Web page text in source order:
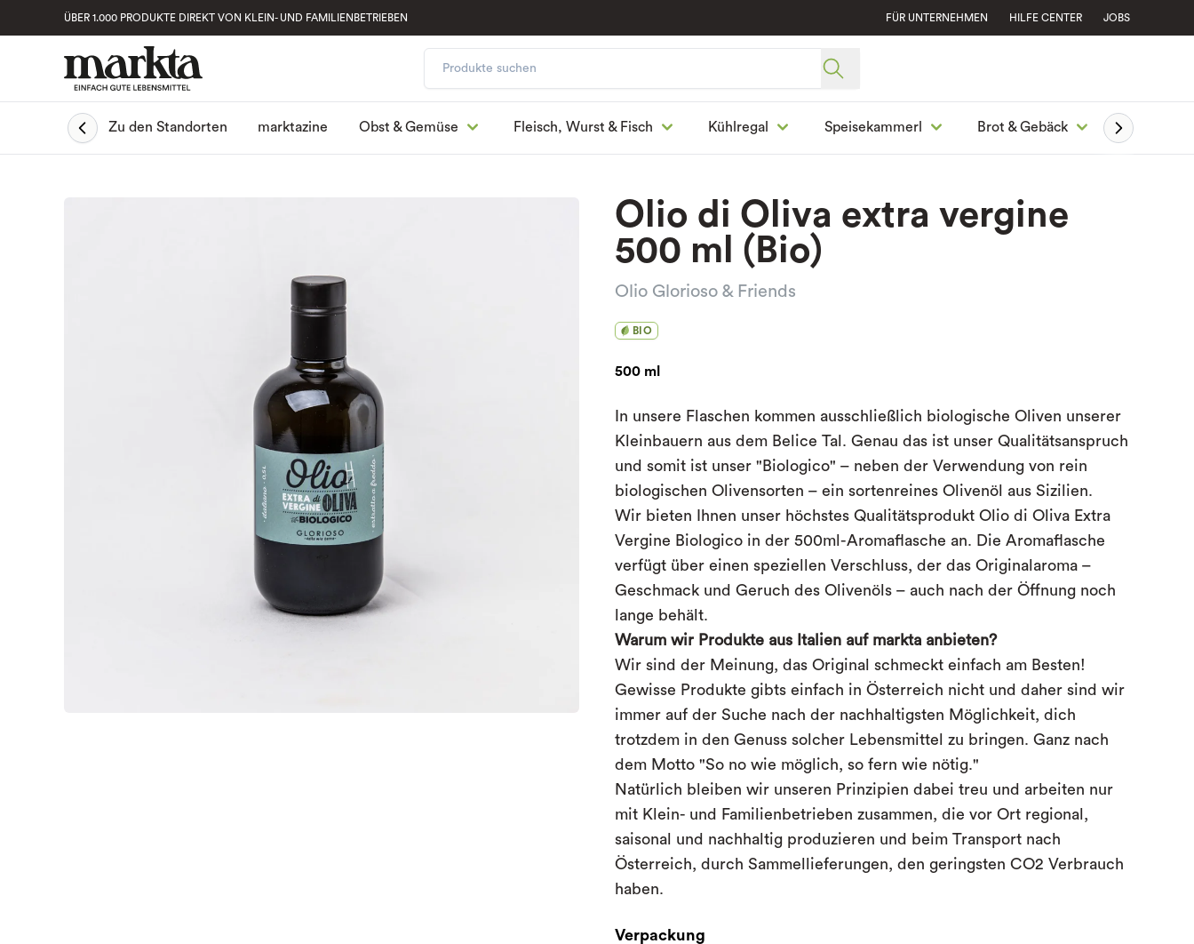
ÜBER 1.000 PRODUKTE DIREKT VON KLEIN- UND FAMILIENBETRIEBEN FÜR UNTERNEHMEN HILFE CENTER JOBS
Zu den Standorten marktazine Obst & Gemüse Fleisch, Wurst & Fisch Kühlregal Speisekammerl Brot & Gebäck
Olio di Oliva extra vergine
500 ml (Bio)
Olio Glorioso & Friends
BIO
500 ml
In unsere Flaschen kommen ausschließlich biologische Oliven unserer
Kleinbauern aus dem Belice Tal. Genau das ist unser Qualitätsanspruch
und somit ist unser "Biologico" – neben der Verwendung von rein
biologischen Olivensorten – ein sortenreines Olivenöl aus Sizilien.
Wir bieten Ihnen unser höchstes Qualitätsprodukt Olio di Oliva Extra
Vergine Biologico in der 500ml-Aromaflasche an. Die Aromaflasche
verfügt über einen speziellen Verschluss, der das Originalaroma –
Geschmack und Geruch des Olivenöls – auch nach der Öffnung noch
lange behält.
Warum wir Produkte aus Italien auf markta anbieten?
Wir sind der Meinung, das Original schmeckt einfach am Besten!
Gewisse Produkte gibts einfach in Österreich nicht und daher sind wir
immer auf der Suche nach der nachhaltigsten Möglichkeit, dich
trotzdem in den Genuss solcher Lebensmittel zu bringen. Ganz nach
dem Motto "So no wie möglich, so fern wie nötig."
Natürlich bleiben wir unseren Prinzipien dabei treu und arbeiten nur
mit Klein- und Familienbetrieben zusammen, die vor Ort regional,
saisonal und nachhaltig produzieren und
beim Transport nach
Österreich, durch Sammellieferungen, den geringsten CO2 Verbrauch
haben.
Verpackung